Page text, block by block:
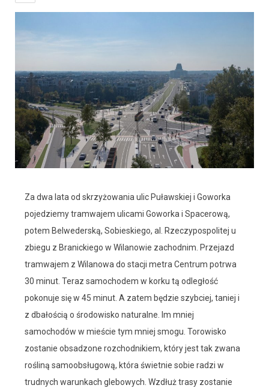
Za dwa lata od skrzyżowania ulic Puławskiej i Goworka
pojedziemy tramwajem ulicami Goworka i Spacerową,
potem Belwederską, Sobieskiego, al. Rzeczypospolitej u
zbiegu z Branickiego w Wilanowie zachodnim. Przejazd
tramwajem z Wilanowa do stacji metra Centrum potrwa
30 minut. Teraz samochodem w korku tą odległość
pokonuje się w 45 minut. A zatem będzie szybciej, taniej i
z dbałością o środowisko naturalne. Im mniej
samochodów w mieście tym mniej smogu. Torowisko
zostanie obsadzone rozchodnikiem, który jest tak zwana
rośliną samoobsługową, która świetnie sobie radzi w
trudnych warunkach glebowych. Wzdłuż trasy zostanie